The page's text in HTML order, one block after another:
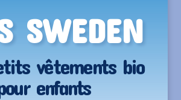
SWEDEN
vêtements bio
enfants